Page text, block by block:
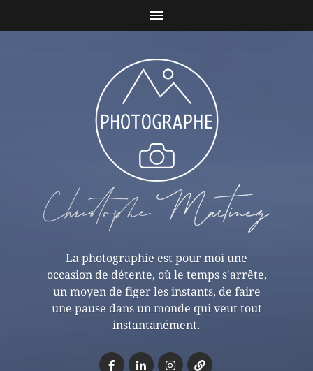
La photographie est pour moi une
occasion de détente, où le temps s'arrête,
un moyen de figer les instants, de faire
une pause dans un monde qui veut tout
instantanément.